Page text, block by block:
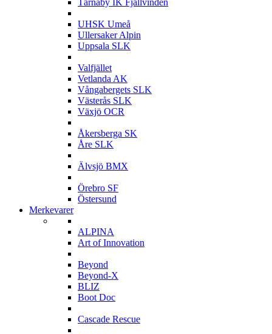
Tärnaby IK Fjällvinden
UHSK Umeå
Ullersaker Alpin
Uppsala SLK
Valfjället
Vetlanda AK
Vångabergets SLK
Västerås SLK
Växjö OCR
Åkersberga SK
Åre SLK
Älvsjö BMX
Örebro SF
Östersund
Merkevarer
ALPINA
Art of Innovation
Beyond
Beyond-X
BLIZ
Boot Doc
Cascade Rescue